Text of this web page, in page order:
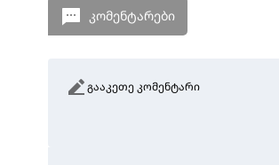
კომენტარები
გააკეთე კომენტარი